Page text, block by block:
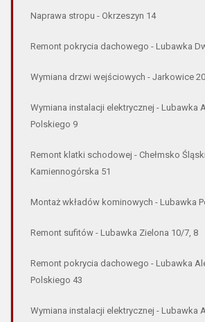
Naprawa stropu - Okrzeszyn 14
Remont pokrycia dachowego - Lubawka
Wymiana drzwi wejściowych - Jarkowice 20
Wymiana instalacji elektrycznej - Lubawka
Polskiego 9
Remont klatki schodowej - Chełmsko
Kamiennogórska 51
Montaż wkładów kominowych - Lubawka
Remont sufitów - Lubawka Zielona 10/7, 8
Remont pokrycia dachowego - Lubawka
Polskiego 43
Wymiana instalacji elektrycznej - Lubawka